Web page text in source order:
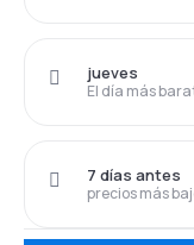
El día más
jueves
precios más
7 días antes